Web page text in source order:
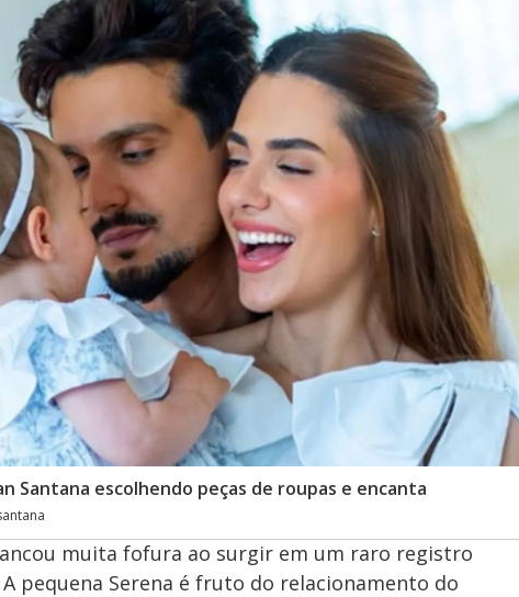
Santana escolhendo peças de roupas e encanta
muita fofura ao surgir em um raro registro
pequena Serena é fruto do relacionamento do